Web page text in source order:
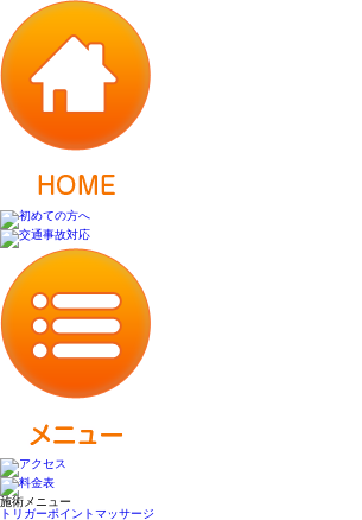
施術メニュー
トリガーポイントマッサージ